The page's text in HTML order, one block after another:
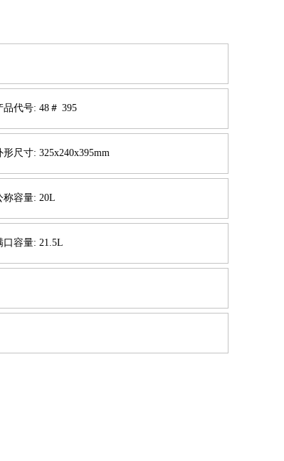
品代号: 48＃ 395
形尺寸: 325x240x395mm
称容量: 20L
口容量: 21.5L